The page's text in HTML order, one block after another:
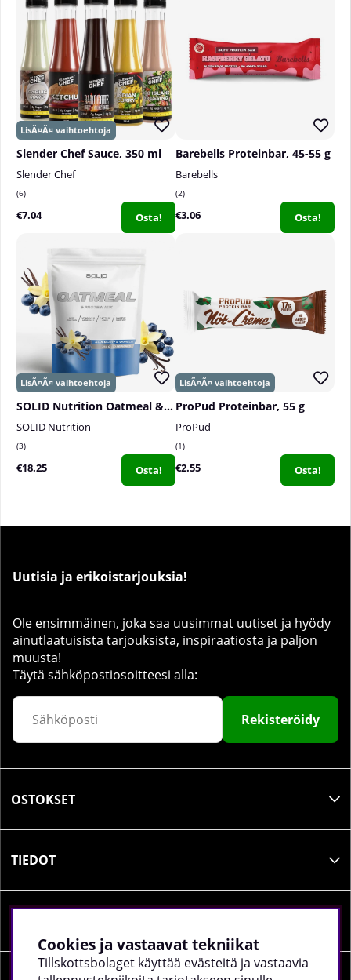
Slender Chef Sauce, 350 ml
Slender Chef
6
€7.04 Osta!
Barebells Proteinbar, 45-55 g
Barebells
2
€3.06 Osta!
SOLID Nutrition Oatmeal & Protein Mix, 750 g
SOLID Nutrition
3
€18.25 Osta!
ProPud Proteinbar, 55 g
ProPud
1
€2.55 Osta!
Uutisia ja erikoistarjouksia!
Ole ensimmäinen, joka saa uusimmat uutiset ja hyödy
ainutlaatuisista tarjouksista, inspiraatiosta ja paljon
muusta!
Täytä sähköpostiosoitteesi alla:
Rekisteröidy
OSTOKSET
TIEDOT
Cookies ja vastaavat tekniikat
Tillskottsbolaget käyttää evästeitä ja vastaavia